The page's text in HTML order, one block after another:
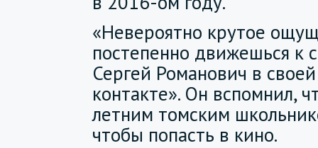
«Невероятно крутое
постепенно движешься к
Сергей Романович в
контакте». Он вспомнил,
летним томским
чтобы попасть в кино.